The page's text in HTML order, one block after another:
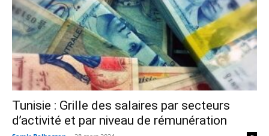
Tunisie : Grille des salaires par secteurs
d’activité et par niveau de rémunération